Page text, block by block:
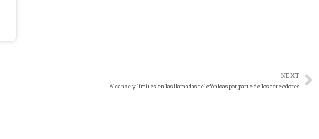
NEXT
Alcance y límites en las llamadas telefónicas por parte de los acreedores